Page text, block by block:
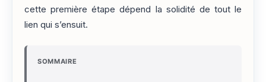
cette première étape dépend la solidité de tout le
lien qui s’ensuit.
SOMMAIRE